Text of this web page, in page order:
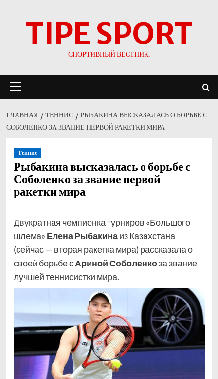
TIPE SPORT
СПОРТИВНЫЙ ВЕСТНИК.
меню
ГЛАВНАЯ ТЕННИС
РЫБАКИНА ВЫСКАЗАЛАСЬ О БОРЬБЕ С
СОБОЛЕНКО ЗА ЗВАНИЕ ПЕРВОЙ РАКЕТКИ МИРА
Теннис
Рыбакина высказалась о борьбе с
Соболенко за звание первой
ракетки мира
Двукратная чемпионка турниров «Большого
шлема» Елена Рыбакинаиз Казахстана
(сейчас — вторая ракетка мира) рассказала о
своей борьбе сАриной Соболенкоза звание
лучшей теннисистки мира.